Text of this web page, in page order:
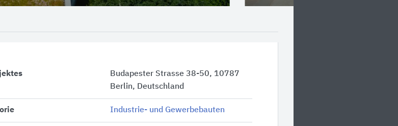
Budapester Strasse 38-50, 10787
Berlin, Deutschland
Industrie- und Gewerbebauten